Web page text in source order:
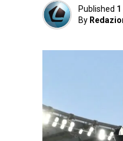
Published
By